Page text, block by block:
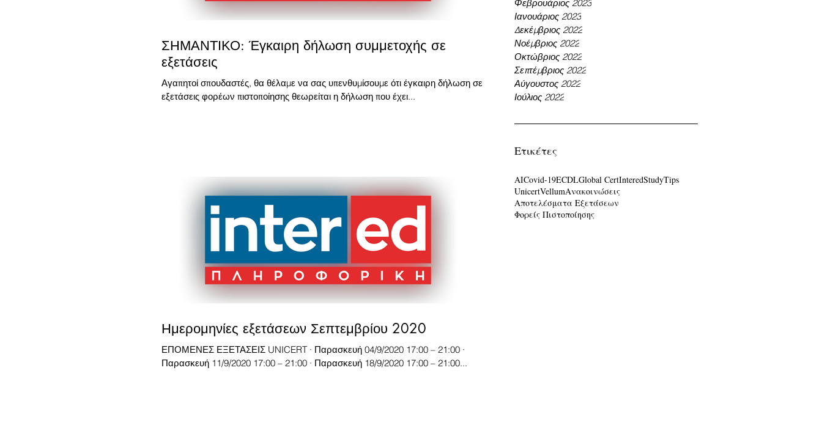
Φεβρουάριος 2023
Ιανουάριος 2023
Δεκέμβριος 2022
Νοέμβριος 2022
Οκτώβριος 2022
Σεπτέμβριος 2022
Αύγουστος 2022
Ιούλιος 2022
Ετικέτες
AICovid-19ECDLGlobal CertInteredStudyTips
UnicertVellumΑνακοινώσεις
Αποτελέσματα Εξετάσεων
Φορείς Πιστοποίησης
ΣΗΜΑΝΤΙΚΟ: Έγκαιρη δήλωση συμμετοχής σε
εξετάσεις
Αγαπητοί σπουδαστές, θα θέλαμε να σας υπενθυμίσουμε ότι έγκαιρη δήλωση σε
εξετάσεις φορέων πιστοποίησης θεωρείται η δήλωση που έχει...
Ημερομηνίες εξετάσεων Σεπτεμβρίου 2020
ΕΠΟΜΕΝΕΣ ΕΞΕΤΑΣΕΙΣ UNICERT · Παρασκευή 04/9/2020 17:00 – 21:00 ·
Παρασκευή 11/9/2020 17:00 – 21:00 · Παρασκευή 18/9/2020 17:00 – 21:00...